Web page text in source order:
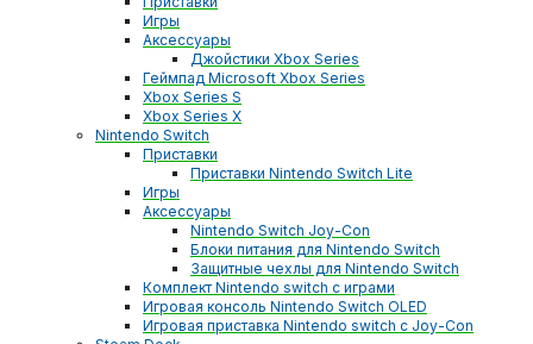
Игры
Аксессуары
Джойстики Xbox Series
Геймпад Microsoft Xbox Series
Xbox Series S
Xbox Series X
Nintendo Switch
Приставки
Приставки Nintendo Switch Lite
Игры
Аксессуары
Nintendo Switch Joy-Con
Блоки питания для Nintendo Switch
Защитные чехлы для Nintendo Switch
Комплект Nintendo switch с играми
Игровая консоль Nintendo Switch OLED
Игровая приставка Nintendo switch с Joy-Con